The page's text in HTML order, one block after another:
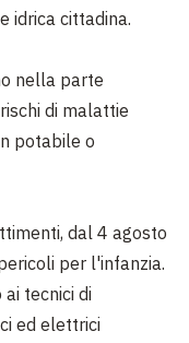
idrica cittadina.
nella parte
di malattie
potabile o
dal 4 agosto
per l'infanzia.
tecnici di
ed elettrici